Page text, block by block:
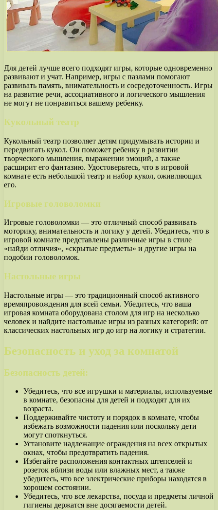
Для детей лучше всего подходят игры, которые одновременно
развивают и учат. Например, игры с пазлами помогают
развивать память, внимательность и сосредоточенность. Игры
на развитие речи, ассоциативного и логического мышления
не могут не понравиться вашему ребенку.
Кукольный театр
Кукольный театр позволяет детям придумывать истории и
передвигать кукол. Он поможет ребенку в развитии
творческого мышления, выражении эмоций, а также
расширит его фантазию. Удостоверьтесь, что в игровой
комнате есть небольшой театр и набор кукол, оживляющих
его.
Игровые головоломки
Игровые головоломки — это отличный способ развивать
моторику, внимательность и логику у детей. Убедитесь, что в
игровой комнате представлены различные игры в стиле
«найди отличия», «скрытые предметы» и другие игры на
подобии головоломок.
Настольные игры
Настольные игры — это традиционный способ активного
времяпровождения для всей семьи. Убедитесь, что ваша
игровая комната оборудована столом для игр на несколько
человек и найдите настольные игры из разных категорий: от
классических настольных игр до игр на логику и стратегии.
Безопасность и уход за комнатой
Безопасность детей:
Убедитесь, что все игрушки и материалы, используемые
в комнате, безопасны для детей и подходят для их
возраста.
Поддерживайте чистоту и порядок в комнате, чтобы
избежать возможности падения или поскольку дети
могут споткнуться.
Установите надлежащие ограждения на всех открытых
окнах, чтобы предотвратить падения.
Избегайте расположения контактных штепселей и
розеток вблизи воды или влажных мест, а также
убедитесь, что все электрические приборы находятся в
хорошем состоянии.
Убедитесь, что все лекарства, посуда и предметы личной
гигиены держатся вне досягаемости детей.